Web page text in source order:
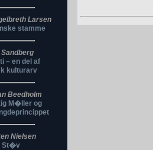
Larsen
stamme
Sandberg
– en del af
kulturarv
Beedholm
M�ller og
Nielsen
St�v